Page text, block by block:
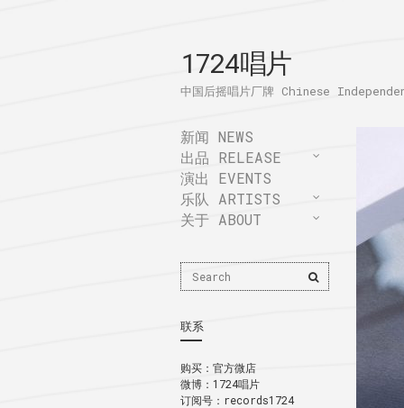
1724唱片
中国后摇唱片厂牌 Chinese
新闻 NEWS
出品 RELEASE
演出 EVENTS
乐队 ARTISTS
关于 ABOUT
Search
for:
Search
联系
购买： 官方微店
微博： 1724唱片
订阅号：records1724